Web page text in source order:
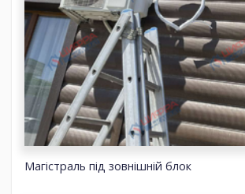
Магістраль під зовнішній блок